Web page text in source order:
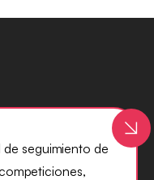
de seguimiento de